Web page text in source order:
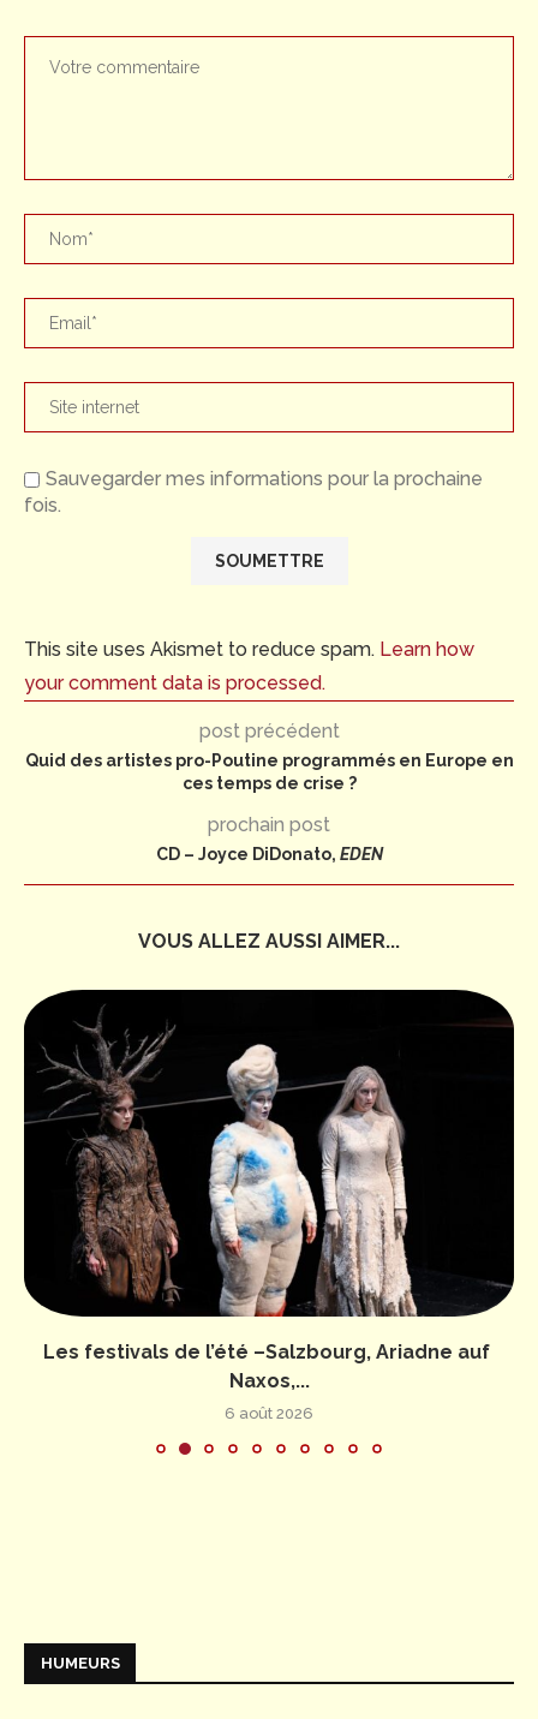
Sauvegarder mes informations pour la prochaine
fois.
This site uses Akismet to reduce spam. Learn how
your comment data is processed.
post précédent
Quid des artistes pro-Poutine programmés en Europe en
ces temps de crise ?
prochain post
CD – Joyce DiDonato, EDEN
VOUS ALLEZ AUSSI AIMER...
Les festivals de l’été –Salzbourg, Ariadne auf
Naxos,...
6 août 2026
HUMEURS